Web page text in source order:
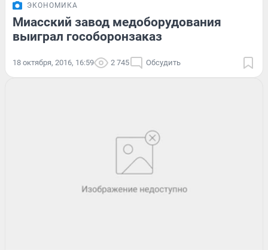
ЭКОНОМИКА
Миасский завод медоборудования
выиграл гособоронзаказ
18 октября, 2016, 16:59 2 745 Обсудить